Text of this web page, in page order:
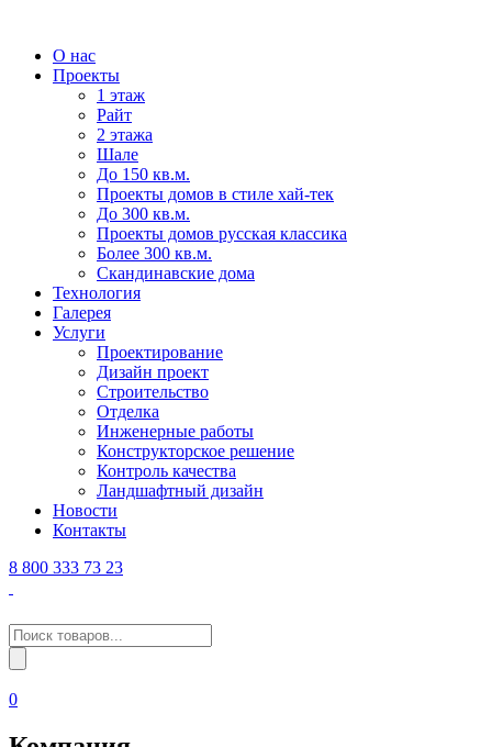
О нас
Проекты
1 этаж
Райт
2 этажа
Шале
До 150 кв.м.
Проекты домов в стиле хай-тек
До 300 кв.м.
Проекты домов русская классика
Более 300 кв.м.
Скандинавские дома
Технология
Галерея
Услуги
Проектирование
Дизайн проект
Строительство
Отделка
Инженерные работы
Конструкторское решение
Контроль качества
Ландшафтный дизайн
Новости
Контакты
8 800 333 73 23
Поиск
товаров
0